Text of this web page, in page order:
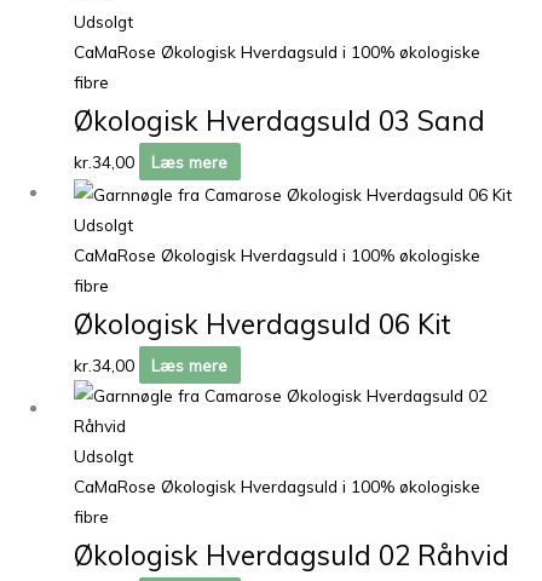
Udsolgt
CaMaRose Økologisk Hverdagsuld i 100% økologiske
fibre
Økologisk Hverdagsuld 03 Sand
kr.34,00 Læs mere
Udsolgt
CaMaRose Økologisk Hverdagsuld i 100% økologiske
fibre
Økologisk Hverdagsuld 06 Kit
kr.34,00 Læs mere
Udsolgt
CaMaRose Økologisk Hverdagsuld i 100% økologiske
fibre
Økologisk Hverdagsuld 02 Råhvid